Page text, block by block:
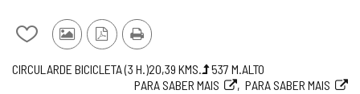
Adicionar
remover
Fotos
outros
VersãoImprimir
Jornada
CIRCULAR
Metade DE BICICLETA (3 H. )
Comprimento 20,39 KMS.
Gradiente
537 M.
Dificuldade
ALTO
Link
PARA SABER MAIS PARA SABER MAIS